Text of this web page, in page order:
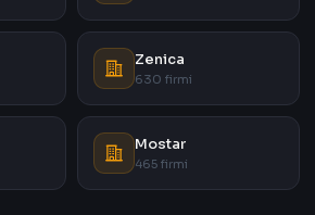
Zenica
630 firmi
Mostar
465 firmi